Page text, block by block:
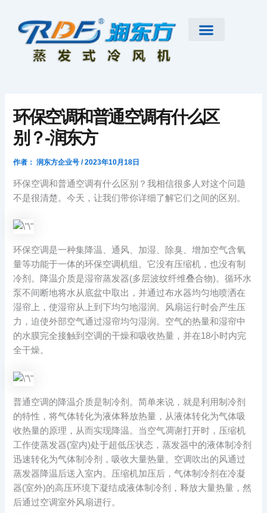
环保空调和普通空调有什么区
别？-润东方
作者： 润东方企业号/2023年10月18日
环保空调和普通空调有什么区别？我相信很多人对这个问题
不是很清楚。今天，让我们带你详细了解它们之间的区别。
环保空调是一种集降温、通风、加湿、除臭、增加空气含氧
量等功能于一体的环保空调机组。它没有压缩机，也没有制
冷剂。降温介质是湿帘蒸发器(多层波纹纤维叠合物)。循环水
泵不间断地将水从底盆中取出，并通过布水器均匀地喷洒在
湿帘上，使湿帘从上到下均匀地湿润。风扇运行时会产生压
力，迫使外部空气通过湿帘均匀湿润。空气的热量和湿帘中
的水膜完全接触到空调的干燥和吸收热量，并在18小时内完
全干燥。
普通空调的降温介质是制冷剂。简单来说，就是利用制冷剂
的特性，将气体转化为液体释放热量，从液体转化为气体吸
收热量的原理，从而实现降温。当空气凋谢打开时，压缩机
工作使蒸发器(室内)处于超低压状态，蒸发器中的液体制冷剂
迅速转化为气体制冷剂，吸收大量热量。空调吹出的风通过
蒸发器降温后送入室内。压缩机加压后，气体制冷剂在冷凝
器(室外)的高压环境下凝结成液体制冷剂，释放大量热量，然
后通过空调室外风扇进行。